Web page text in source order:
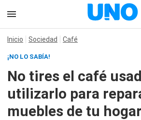
Inicio Sociedad Café
¡NO LO SABÍA!
No tires el café
utilizarlo para
muebles de tu hogar